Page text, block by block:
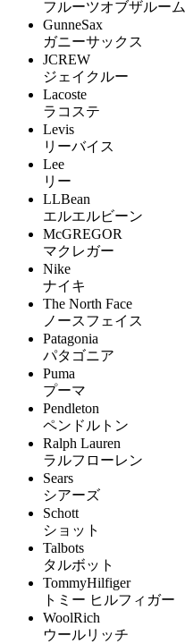
フルーツオブザルーム
GunneSax
ガニーサックス
JCREW
ジェイクルー
Lacoste
ラコステ
Levis
リーバイス
Lee
リー
LLBean
エルエルビーン
McGREGOR
マクレガー
Nike
ナイキ
The North Face
ノースフェイス
Patagonia
パタゴニア
Puma
プーマ
Pendleton
ペンドルトン
Ralph Lauren
ラルフローレン
Sears
シアーズ
Schott
ショット
Talbots
タルボット
TommyHilfiger
トミー ヒルフィガー
WoolRich
ウールリッチ